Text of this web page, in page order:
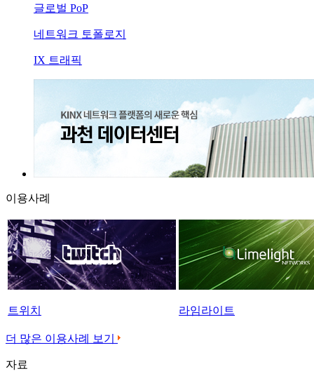
글로벌 PoP
네트워크 토폴로지
IX 트래픽
이용사례
트위치 라임라이트
더 많은 이용사례 보기
자료